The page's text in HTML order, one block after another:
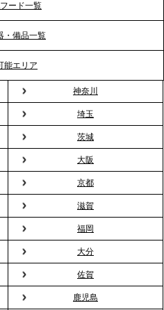
「1DISH」の花見オー
入社式の“そのまま懇親
社員の交流を支える『オフ
新しい活用法
」で、2ndTable「室内花
2026年、春の親睦は「花
ード一覧
・備品一覧
能エリア
神奈川
埼玉
茨城
大阪
京都
滋賀
福岡
大分
佐賀
鹿児島